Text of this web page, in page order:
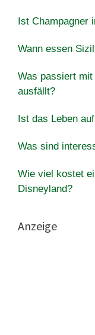
Ist Champagner
Wann essen
Was passiert
ausfällt?
Ist das Leben
Was sind
Wie viel kostet
Disneyland?
Anzeige